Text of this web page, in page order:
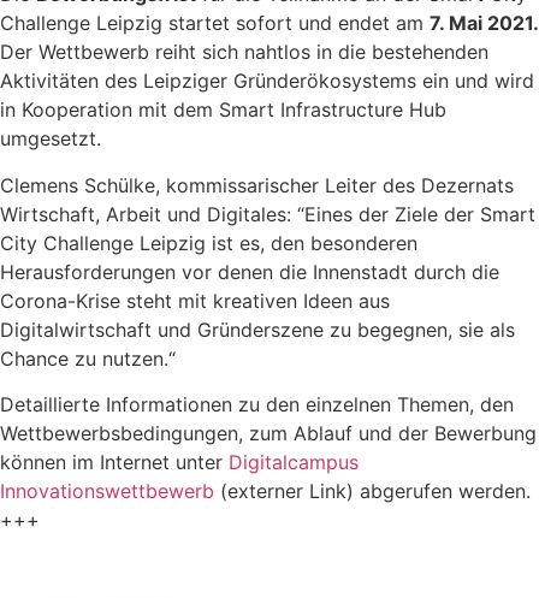
Challenge Leipzig startet sofort und endet am 7. Mai 2021.
Der Wettbewerb reiht sich nahtlos in die bestehenden
Aktivitäten des Leipziger Gründerökosystems ein und wird
in Kooperation mit dem Smart Infrastructure Hub
umgesetzt.
Clemens Schülke, kommissarischer Leiter des Dezernats
Wirtschaft, Arbeit und Digitales: “Eines der Ziele der Smart
City Challenge Leipzig ist es, den besonderen
Herausforderungen vor denen die Innenstadt durch die
Corona-Krise steht mit kreativen Ideen aus
Digitalwirtschaft und Gründerszene zu begegnen, sie als
Chance zu nutzen.“
Detaillierte Informationen zu den einzelnen Themen, den
Wettbewerbsbedingungen, zum Ablauf und der Bewerbung
können im Internet unter Digitalcampus
Innovationswettbewerb (externer Link) abgerufen werden.
+++